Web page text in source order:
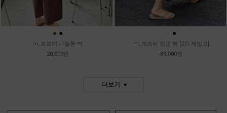
● ●
m_로로에 나일론 백
28,000원
●
m_게츠비 린넨 백 [2차 재입고]
39,000원
더보기